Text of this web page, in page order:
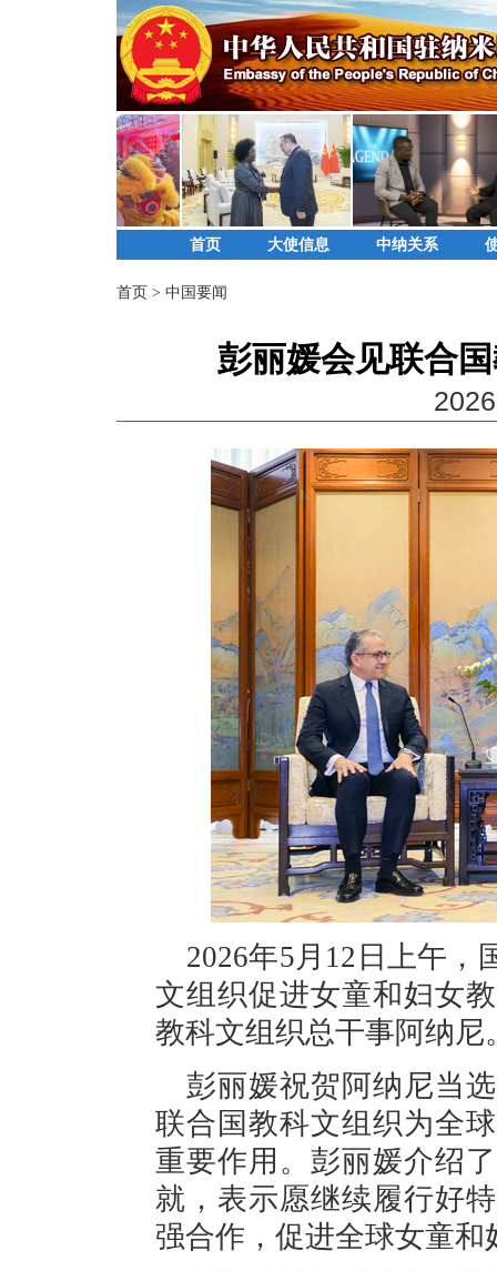
首页 大使信息 中纳关系
首页 > 中国要闻
彭丽媛会见联合
2026年5月12日上午，
文组织促进女童和妇女
教科文组织总干事阿纳尼
彭丽媛祝贺阿纳尼当
联合国教科文组织为全
重要作用。彭丽媛介绍
就，表示愿继续履行好
强合作，促进全球女童